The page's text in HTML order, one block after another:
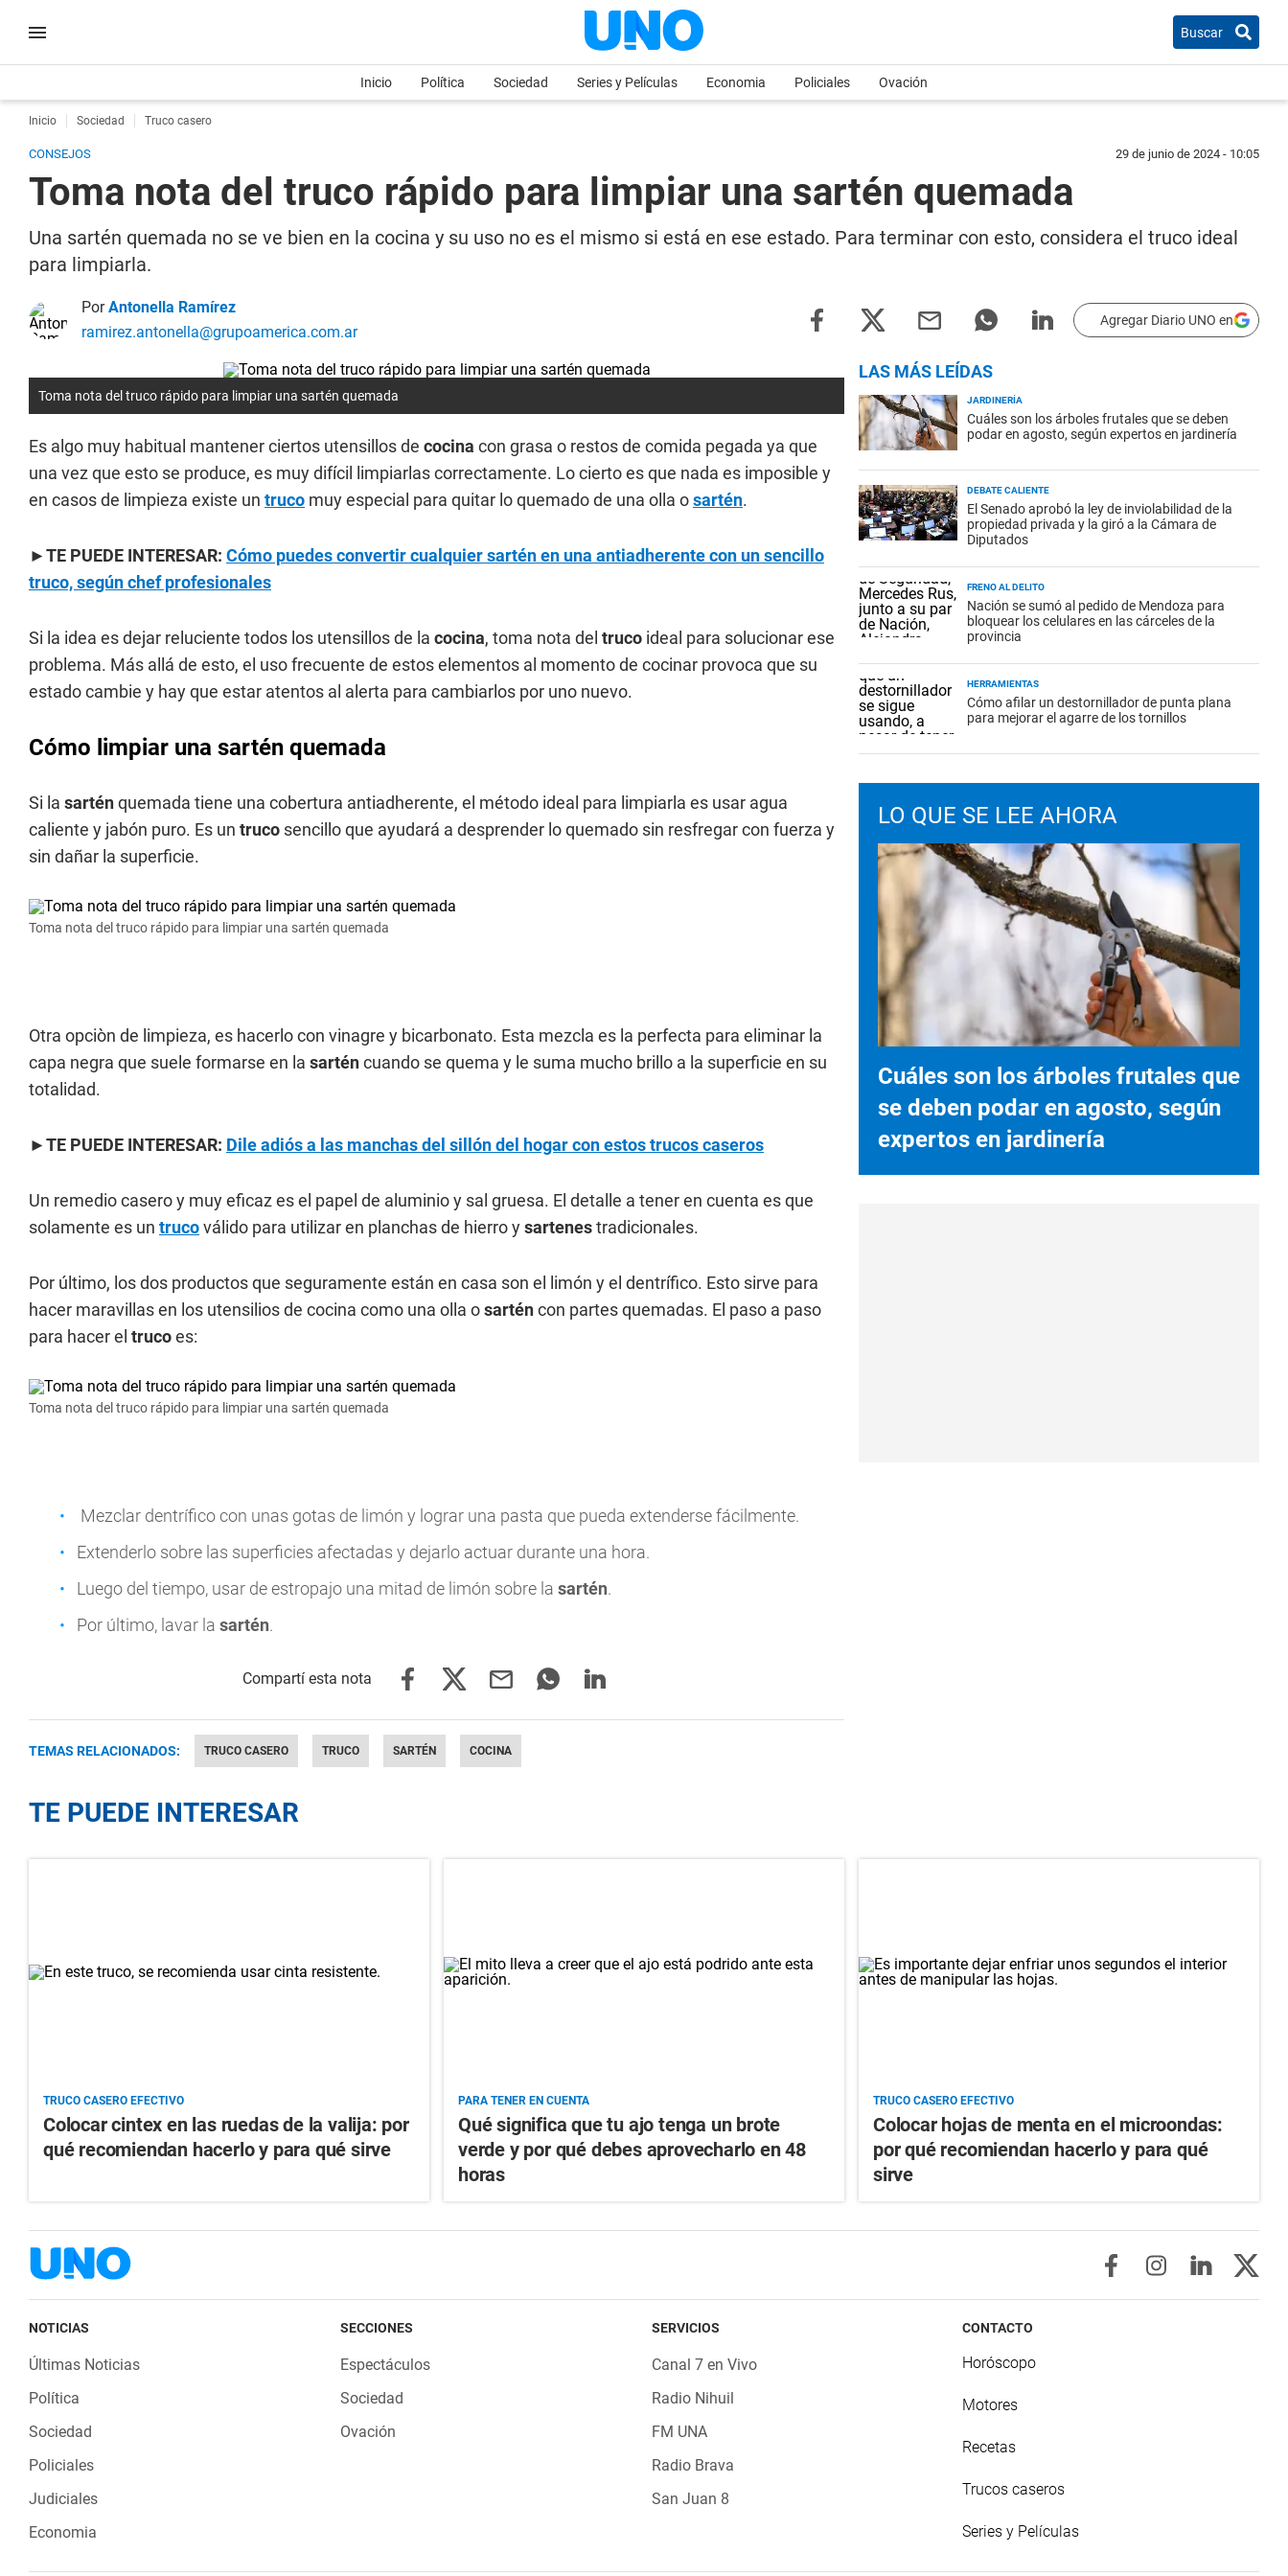
Buscar
Inicio Política Sociedad Series y Películas Economia Policiales Ovación
Inicio Sociedad Truco casero
CONSEJOS 29 de junio de 2024 - 10:05
Toma nota del truco rápido para limpiar una sartén quemada
Una sartén quemada no se ve bien en la cocina y su uso no es el mismo si está en ese estado. Para terminar con esto, considera el truco ideal
para limpiarla.
PorAntonella Ramírez
ramirez.antonella@grupoamerica.com.ar
Agregar Diario UNO en
Toma nota del truco rápido para limpiar una sartén quemada
Es algo muy habitual mantener ciertos utensillos de cocina con grasa o restos de comida pegada ya que
una vez que esto se produce, es muy difícil limpiarlas correctamente. Lo cierto es que nada es imposible y
en casos de limpieza existe un truco muy especial para quitar lo quemado de una olla osartén.
►TE PUEDE INTERESAR: Cómo puedes convertir cualquier sartén en una antiadherente con un sencillo
truco, según chef profesionales
Si la idea es dejar reluciente todos los utensillos de la cocina, toma nota del truco ideal para solucionar ese
problema. Más allá de esto, el uso frecuente de estos elementos al momento de cocinar provoca que su
estado cambie y hay que estar atentos al alerta para cambiarlos por uno nuevo.
Cómo limpiar una sartén quemada
Si la sarténquemada tiene una cobertura antiadherente, el método ideal para limpiarla es usar agua
caliente y jabón puro. Es un truco sencillo que ayudará a desprender lo quemado sin resfregar con fuerza y
sin dañar la superficie.
Toma nota del truco rápido para limpiar una sartén quemada
Otra opciòn de limpieza, es hacerlo con vinagre y bicarbonato. Esta mezcla es la perfecta para eliminar la
capa negra que suele formarse en la sarténcuando se quema y le suma mucho brillo a la superficie en su
totalidad.
►TE PUEDE INTERESAR: Dile adiós a las manchas del sillón del hogar con estos trucos caseros
Un remedio casero y muy eficaz es el papel de aluminio y sal gruesa. El detalle a tener en cuenta es que
solamente es un trucoválido para utilizar en planchas de hierro ysartenestradicionales.
Por último, los dos productos que seguramente están en casa son el limón y el dentrífico. Esto sirve para
hacer maravillas en los utensilios de cocina como una olla osarténcon partes quemadas. El paso a paso
para hacer el trucoes:
Toma nota del truco rápido para limpiar una sartén quemada
Mezclar dentrífico con unas gotas de limón y lograr una pasta que pueda extenderse fácilmente.
Extenderlo sobre las superficies afectadas y dejarlo actuar durante una hora.
Luego del tiempo, usar de estropajo una mitad de limón sobre la sartén.
Por último, lavar la sartén.
TEMAS RELACIONADOS: TRUCO CASERO TRUCO SARTÉN COCINA
LAS MÁS LEÍDAS
JARDINERÍA
Cuáles son los árboles frutales que se deben
podar en agosto, según expertos en jardinería
DEBATE CALIENTE
El Senado aprobó la ley de inviolabilidad de la
propiedad privada y la giró a la Cámara de
Diputados
FRENO AL DELITO
Nación se sumó al pedido de Mendoza para
bloquear los celulares en las cárceles de la
provincia
HERRAMIENTAS
Cómo afilar un destornillador de punta plana
para mejorar el agarre de los tornillos
LO QUE SE LEE AHORA
Cuáles son los árboles frutales que
se deben podar en agosto, según
expertos en jardinería
TE PUEDE INTERESAR
TRUCO CASERO EFECTIVO
Colocar cintex en las ruedas de la valija: por
qué recomiendan hacerlo y para qué sirve
PARA TENER EN CUENTA
Qué significa que tu ajo tenga un brote
verde y por qué debes aprovecharlo en 48
horas
TRUCO CASERO EFECTIVO
Colocar hojas de menta en el microondas:
por qué recomiendan hacerlo y para qué
sirve
NOTICIAS
Últimas Noticias
Política
Sociedad
Policiales
Judiciales
Economia
SECCIONES
Espectáculos
Sociedad
Ovación
SERVICIOS
Canal 7 en Vivo
Radio Nihuil
FM UNA
Radio Brava
San Juan 8
CONTACTO
Horóscopo
Motores
Recetas
Trucos caseros
Series y Películas